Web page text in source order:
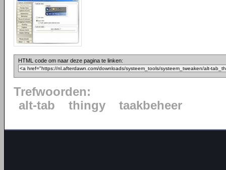
HTML code om naar deze pagina te linken:
Trefwoorden:
alt-tab
thingy taakbeheer